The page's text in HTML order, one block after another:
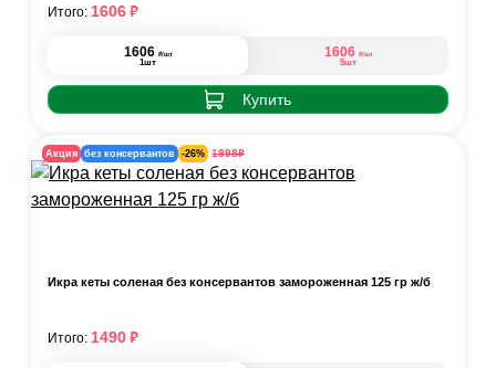
1606 ₽/шт
1шт
1606 ₽/шт
5шт
Купить
Итого: 1606₽
Акция без консервантов -26% 1998₽
Икра кеты соленая без консервантов замороженная 125 гр ж/б
Итого: 1490₽